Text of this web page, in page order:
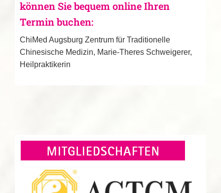
können Sie bequem online Ihren
Termin buchen:
ChiMed Augsburg Zentrum für Traditionelle
Chinesische Medizin, Marie-Theres Schweigerer,
Heilpraktikerin